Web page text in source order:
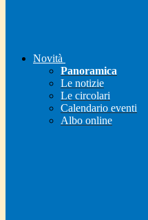
Novità
Panoramica
Le notizie
Le circolari
Calendario eventi
Albo online